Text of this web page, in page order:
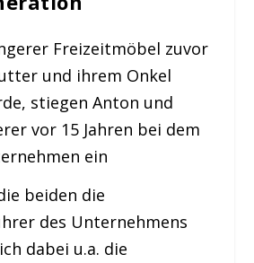
Freizeitmöbel zuvor
und ihrem Onkel
stiegen Anton und
vor 15 Jahren bei dem
ein
beiden die
des Unternehmens
dabei u.a. die